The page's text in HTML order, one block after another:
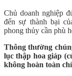
Chủ doanh nghiệp
đến sự thành bại
phong thủy cần phù
Thông thường
lục thập hoa giáp
không hoàn toàn